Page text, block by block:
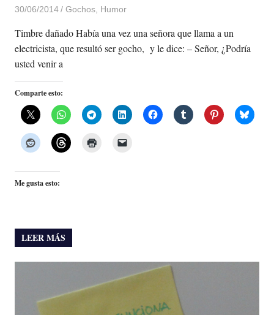
30/06/2014 Luis Castellanos
Gochos, Humor
Timbre dañado Había una vez una señora que llama a un
electricista, que resultó ser gocho, y le dice: – Señor, ¿Podría
usted venir a
Comparte esto:
Me gusta esto:
LEER MÁS